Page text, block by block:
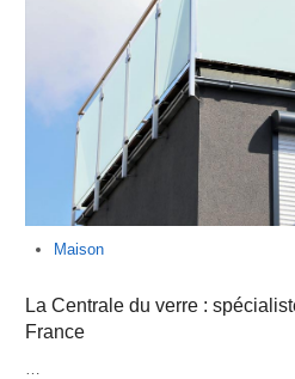
Maison
La Centrale du verre :
France